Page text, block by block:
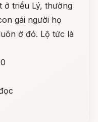
ở triều Lý, thường
gái người họ
ở đó. Lộ tức là